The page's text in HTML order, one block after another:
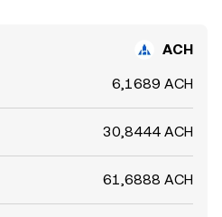
ACH
6,1689 ACH
30,8444 ACH
61,6888 ACH